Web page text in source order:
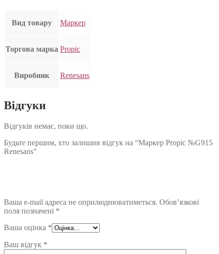
Вид товару Маркер
Торгова марка Propic
Виробник Renesans
Відгуки
Відгуків немає, поки що.
Будьте першим, хто залишив відгук на “Маркер Propic №G915
Renesans”
Ваша e-mail адреса не оприлюднюватиметься. Обов’язкові
поля позначені *
Ваша оцінка *
Ваш відгук *